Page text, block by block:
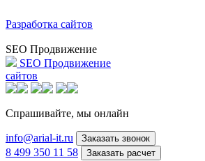
Разработка сайтов
SEO Продвижение
SEO Продвижение
сайтов
Спрашивайте, мы онлайн
info@arial-it.ru Заказать звонок
8 499 350 11 58 Заказать расчет